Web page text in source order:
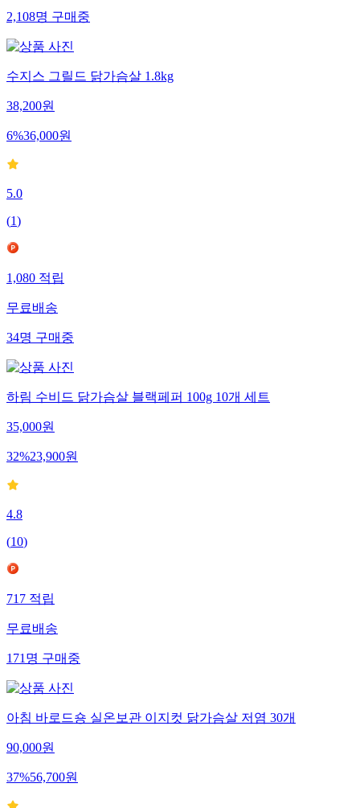
2,108명구매중
수지스 그릴드 닭가슴살 1.8kg
38,200원
6%36,000원
5.0
(1)
1,080적립
무료배송
34명구매중
하림 수비드 닭가슴살 블랙페퍼 100g 10개 세트
35,000원
32%23,900원
4.8
(10)
717적립
무료배송
171명구매중
아침 바로드숑 실온보관 이지컷 닭가슴살 저염 30개
90,000원
37%56,700원